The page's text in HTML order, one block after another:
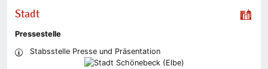
Stadt
Pressestelle
Stabsstelle Presse und Präsentation